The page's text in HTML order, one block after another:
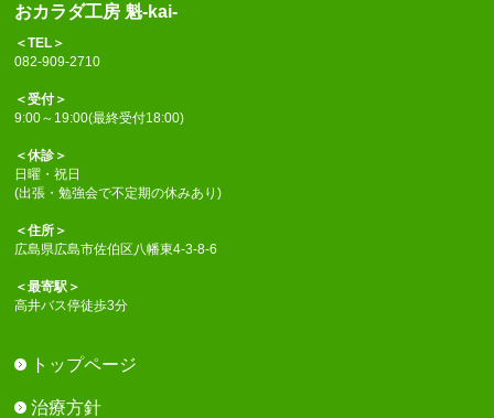
おカラダ工房 魁-kai-
＜TEL＞
082-909-2710
＜受付＞
9:00～19:00(最終受付18:00)
＜休診＞
日曜・祝日
(出張・勉強会で不定期の休みあり)
＜住所＞
広島県広島市佐伯区八幡東4-3-8-6
＜最寄駅＞
高井バス停徒歩3分
トップページ
治療方針